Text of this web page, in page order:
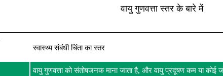
वायु गुणवत्ता स्तर के बारे में
स्वास्थ्य संबंधी चिंता का स्तर
वायु गुणवत्ता को संतोषजनक माना जाता है, और वायु प्रदूषण कम या कोई